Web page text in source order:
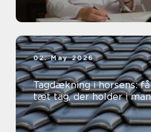
02. May 2026
Tagdækning i horsens:
tæt tag, der holder i